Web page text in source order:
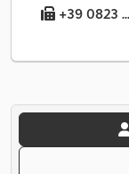
+39 0823